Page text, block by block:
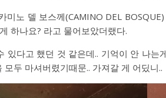
미노 델 보스께(CAMINO DEL
하나요? 라고 물어보았더랬다.
있다고 했던 것 같은데.. 기억이 안 나는
두 마셔버렸기때문.. 가져갈 게 어딨니..